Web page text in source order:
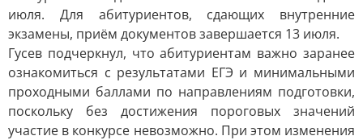
июля. Для абитуриентов, сдающих внутренние
экзамены, приём документов завершается 13 июля.
Гусев подчеркнул, что абитуриентам важно заранее
ознакомиться с результатами ЕГЭ и минимальными
проходными баллами по направлениям подготовки,
поскольку без достижения пороговых значений
участие в конкурсе невозможно. При этом изменения